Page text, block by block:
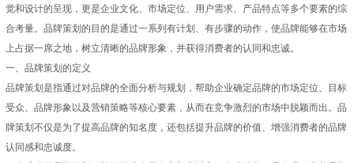
觉和设计的呈现，更是企业文化、市场定位、用户需求、产品特点等多个要素的综
合考量。品牌策划的目的是通过一系列有计划、有步骤的动作，使品牌能够在市场
上占据一席之地，树立清晰的品牌形象，并获得消费者的认同和忠诚。
一、品牌策划的定义
品牌策划是指通过对品牌的全面分析与规划，帮助企业确定品牌的市场定位、目标
受众、品牌形象以及营销策略等核心要素，从而在竞争激烈的市场中脱颖而出。品
牌策划不仅是为了提高品牌的知名度，还包括提升品牌的价值、增强消费者的品牌
认同感和忠诚度。